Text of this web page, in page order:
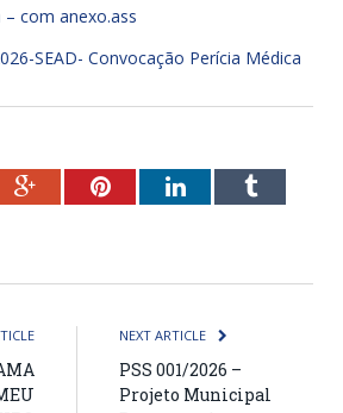
– com anexo.ass
SEAD- Convocação Perícia Médica
Google+PinterestLinkedInTumblr
NEXT ARTICLE
PSS 001/2026 –
Projeto Municipal